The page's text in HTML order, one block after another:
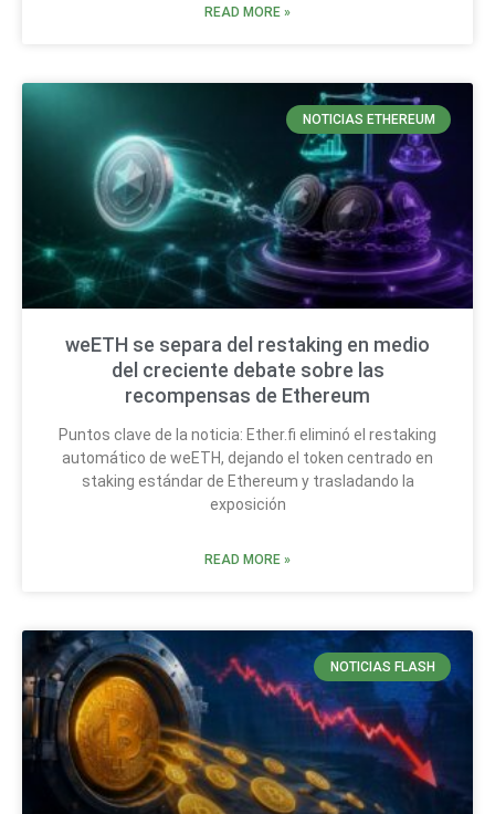
READ MORE »
NOTICIAS ETHEREUM
weETH se separa del restaking en medio
del creciente debate sobre las
recompensas de Ethereum
Puntos clave de la noticia: Ether.fi eliminó el restaking
automático de weETH, dejando el token centrado en
staking estándar de Ethereum y trasladando la
exposición
READ MORE »
NOTICIAS FLASH